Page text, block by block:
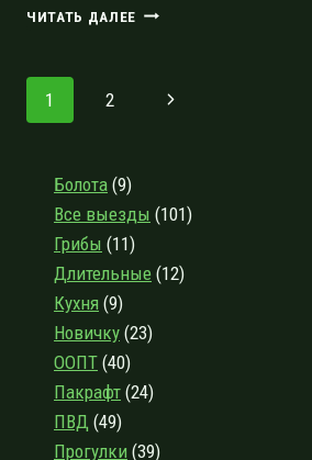
ЧИТАТЬ ДАЛЕЕ ЖАРКАЯ
ПОХОД
Навигация
страницам
1 2
Следующая
Болота (9)
Все выезды (101)
Грибы (11)
Длительные (12)
Кухня (9)
Новичку (23)
ООПТ (40)
Пакрафт (24)
ПВД (49)
Прогулки (39)